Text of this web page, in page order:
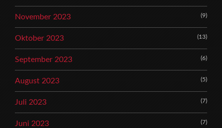
November 2023 (9)
Oktober 2023 (13)
September 2023 (6)
August 2023 (5)
Juli 2023 (7)
Juni 2023 (7)